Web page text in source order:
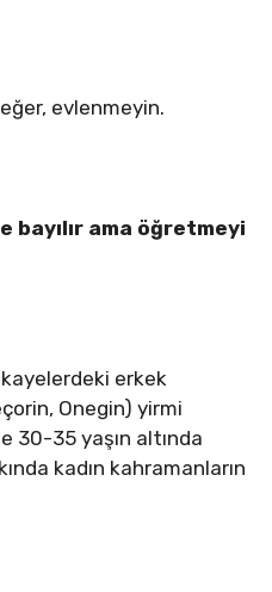
evlenmeyin.
bayılır ama öğretmeyi
erkek
Onegin) yirmi
30-35 yaşın altında
kadın kahramanların